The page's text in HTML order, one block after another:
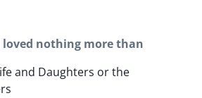
loved nothing more than
and Daughters or the